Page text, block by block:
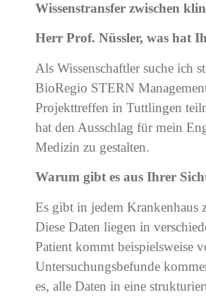
Wissenstransfer zwischen
Herr Prof. Nüssler, was hat
Als Wissenschaftler suche ich
BioRegio STERN
Projekttreffen in Tuttlingen
hat den Ausschlag für mein
Medizin zu gestalten.
Warum gibt es aus Ihrer
Es gibt in jedem Krankenhaus
Diese Daten liegen in
Patient kommt beispielsweise
Untersuchungsbefunde
es, alle Daten in eine